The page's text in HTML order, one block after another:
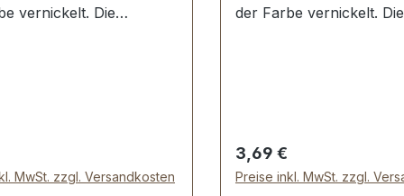
vernickelt. Die
Stahl, 1 Dorn.
30 mm,
3,7 mm.
Preis:
MwSt. zzgl. Versandkosten
der Farbe vernickelt. Die
Lederwaren. Stahl, 1
Durchlassweite: 25 mm,
Drahtstärke: 3,7 mm.
Regulärer Preis:
3,69 €
Preise inkl. MwSt. zzgl.